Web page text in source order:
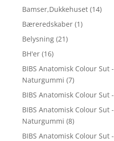
Bamser,Dukkehuset (14)
Bæreredskaber (1)
Belysning (21)
BH'er (16)
BIBS Anatomisk Colour Sut
Naturgummi (7)
BIBS Anatomisk Colour Sut
BIBS Anatomisk Colour Sut
Naturgummi (8)
BIBS Anatomisk Colour Sut